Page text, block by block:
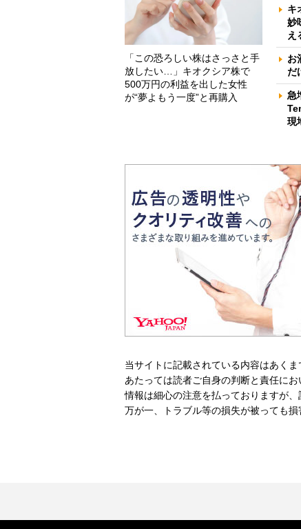
「この恐ろしい株はさっさと手
放したい…」キオクシア株で
500万円の利益を出した女性
が“夢よもう一度”と再購入
キ
妙
え
お
だ
急
現
当サイトに記載されている内容はあく
あたっては読者ご自身の判断と責任に
情報は細心の注意を払っておりますが
万が一、トラブル等の損失が被っても